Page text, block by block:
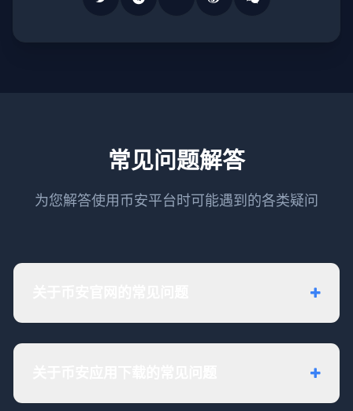
常见问题解答
为您解答使用币安平台时可能遇到的各类疑问